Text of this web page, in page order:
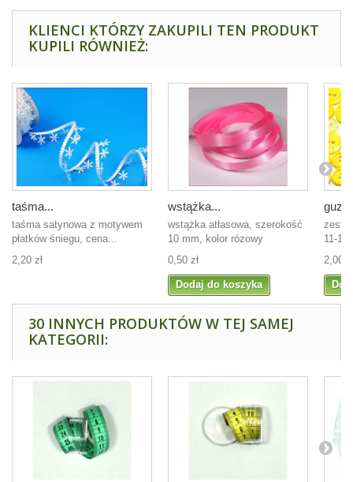
KLIENCI KTÓRZY ZAKUPILI TEN PRODUKT
KUPILI RÓWNIEŻ:
taśma...
taśma satynowa z motywem
płatków śniegu, cena...
2,20 zł
wstążka...
wstążka atłasowa, szerokość
10 mm, kolor rózowy
0,50 zł
Dodaj do koszyka
11-
2,00
30 INNYCH PRODUKTÓW W TEJ SAMEJ
KATEGORII: